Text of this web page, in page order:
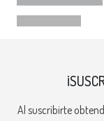
Al suscribirte